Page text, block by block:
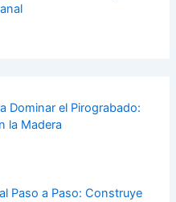
Dominar el Pirograbado:
la Madera
Paso a Paso: Construye